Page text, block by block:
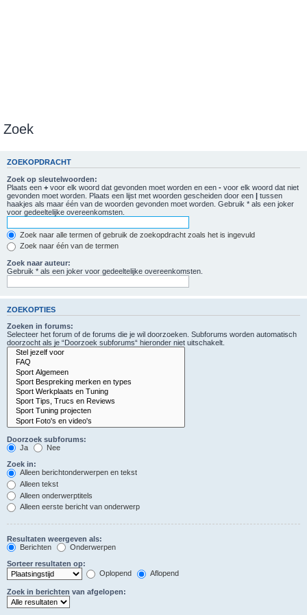
Zoek
ZOEKOPDRACHT
Zoek op sleutelwoorden:
Plaats een + voor elk woord dat gevonden moet worden en een - voor elk woord dat niet
gevonden moet worden. Plaats een lijst met woorden gescheiden door een | tussen
haakjes als maar één van de woorden gevonden moet worden. Gebruik * als een joker
voor gedeeltelijke overeenkomsten.
Zoek naar alle termen of gebruik de zoekopdracht zoals het is ingevuld
Zoek naar één van de termen
Zoek naar auteur:
Gebruik * als een joker voor gedeeltelijke overeenkomsten.
ZOEKOPTIES
Zoeken in forums:
Selecteer het forum of de forums die je wil doorzoeken. Subforums worden automatisch
doorzocht als je “Doorzoek subforums“ hieronder niet uitschakelt.
Doorzoek subforums:
Ja
Nee
Zoek in:
Alleen berichtonderwerpen en tekst
Alleen tekst
Alleen onderwerptitels
Alleen eerste bericht van onderwerp
Resultaten weergeven als:
Berichten
Onderwerpen
Sorteer resultaten op:
Oplopend
Aflopend
Zoek in berichten van afgelopen: